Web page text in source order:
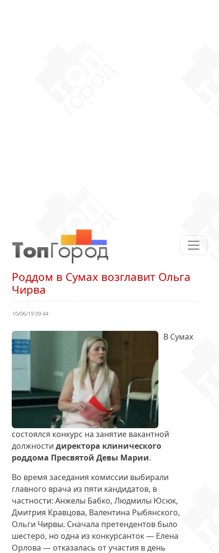
Роддом в Сумах возглавит Ольга
Чирва
10/06/19 09:44
В Сумах
состоялся конкурс на занятие вакантной
должности директора клинического
роддома Пресвятой Девы Марии.
Во время заседания комиссии выбирали
главного врача из пяти кандидатов, в
частности: Анжелы Бабко, Людмилы Юсюк,
Дмитрия Кравцова, Валентина Рыбянского,
Ольги Чирвы. Сначала претендентов было
шестеро, но одна из конкурсанток — Елена
Орлова — отказалась от участия в день